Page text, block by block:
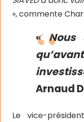
», commente
«Nous
Arnaud
Le vice-